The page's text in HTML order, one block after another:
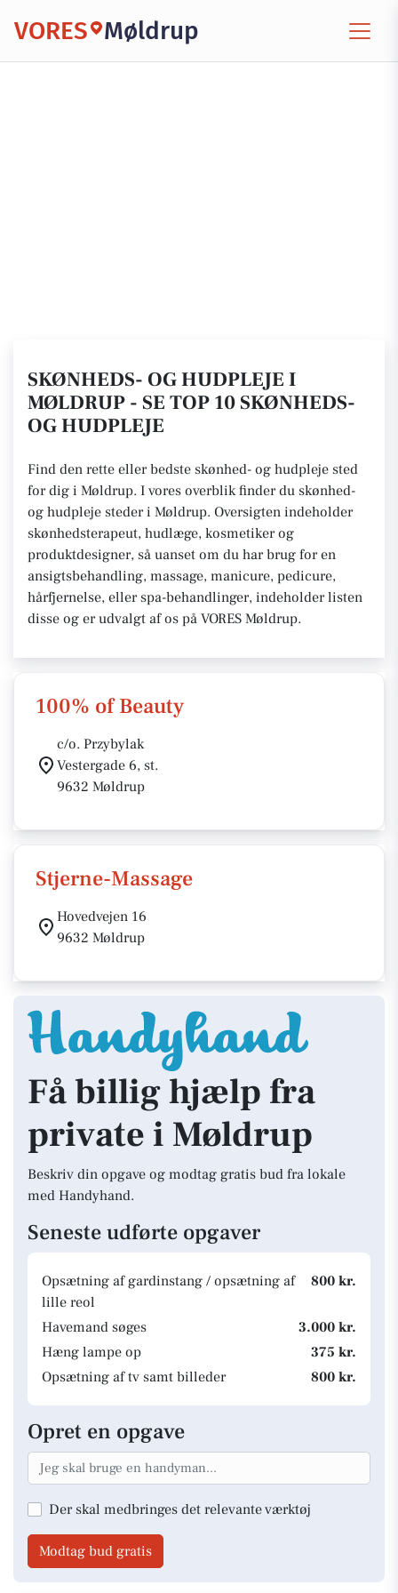
VORES Møldrup
SKØNHEDS- OG HUDPLEJE I
MØLDRUP - SE TOP 10 SKØNHEDS-
OG HUDPLEJE
Find den rette eller bedste skønhed- og hudpleje sted
for dig i Møldrup. I vores overblik finder du skønhed-
og hudpleje steder i Møldrup. Oversigten indeholder
skønhedsterapeut, hudlæge, kosmetiker og
produktdesigner, så uanset om du har brug for en
ansigtsbehandling, massage, manicure, pedicure,
hårfjernelse, eller spa-behandlinger, indeholder listen
disse og er udvalgt af os på VORES Møldrup.
100% of Beauty
c/o. Przybylak
Vestergade 6, st.
9632 Møldrup
Stjerne-Massage
Hovedvejen 16
9632 Møldrup
Få billig hjælp fra
private i Møldrup
Beskriv din opgave og modtag gratis bud fra lokale
med Handyhand.
Seneste udførte opgaver
Opsætning af gardinstang / opsætning af
lille reol
800 kr.
Havemand søges
3.000 kr.
Hæng lampe op
375 kr.
Opsætning af tv samt billeder
800 kr.
Opret en opgave
Der skal medbringes det relevante værktøj
Modtag bud gratis